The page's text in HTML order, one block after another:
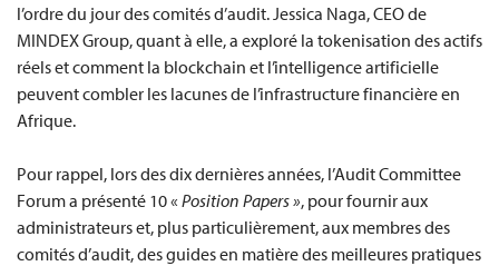
l’ordre du jour des comités d’audit. Jessica Naga, CEO de
MINDEX Group, quant à elle, a exploré la tokenisation des actifs
réels et comment la blockchain et l’intelligence artificielle
peuvent combler les lacunes de l’infrastructure financière en
Afrique.
Pour rappel, lors des dix dernières années, l’Audit Committee
Forum a présenté 10 « Position Papers », pour fournir aux
administrateurs et, plus particulièrement, aux membres des
comités d’audit, des guides en matière des meilleures pratiques